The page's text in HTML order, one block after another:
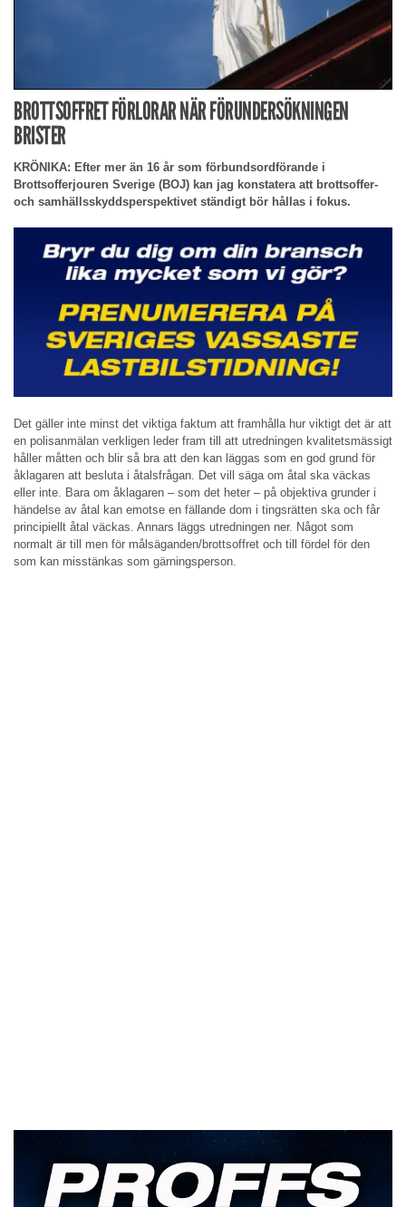
BROTTSOFFRET FÖRLORAR NÄR FÖRUNDERSÖKNINGEN
BRISTER
KRÖNIKA: Efter mer än 16 år som förbundsordförande i
Brottsofferjouren Sverige (BOJ) kan jag konstatera att brottsoffer-
och samhällsskyddsperspektivet ständigt bör hållas i fokus.
Det gäller inte minst det viktiga faktum att framhålla hur viktigt det är att
en polisanmälan verkligen leder fram till att utredningen kvalitetsmässigt
håller måtten och blir så bra att den kan läggas som en god grund för
åklagaren att besluta i åtalsfrågan. Det vill säga om åtal ska väckas
eller inte. Bara om åklagaren – som det heter – på objektiva grunder i
händelse av åtal kan emotse en fällande dom i tingsrätten ska och får
principiellt åtal väckas. Annars läggs utredningen ner. Något som
normalt är till men för målsäganden/brottsoffret och till fördel för den
som kan misstänkas som gärningsperson.